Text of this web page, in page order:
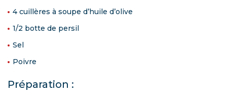
4 cuillères à soupe d’huile d’olive
1/2 botte de persil
Sel
Poivre
Préparation :